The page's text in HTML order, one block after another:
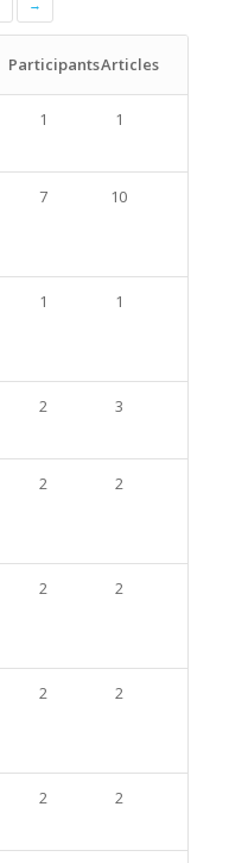
→
ParticipantsArticles
1 1
7 10
1 1
2 3
2 2
2 2
2 2
2 2